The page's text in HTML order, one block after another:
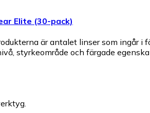
Elite (30-pack)
är antalet linser som ingår
styrkeområde och färgade